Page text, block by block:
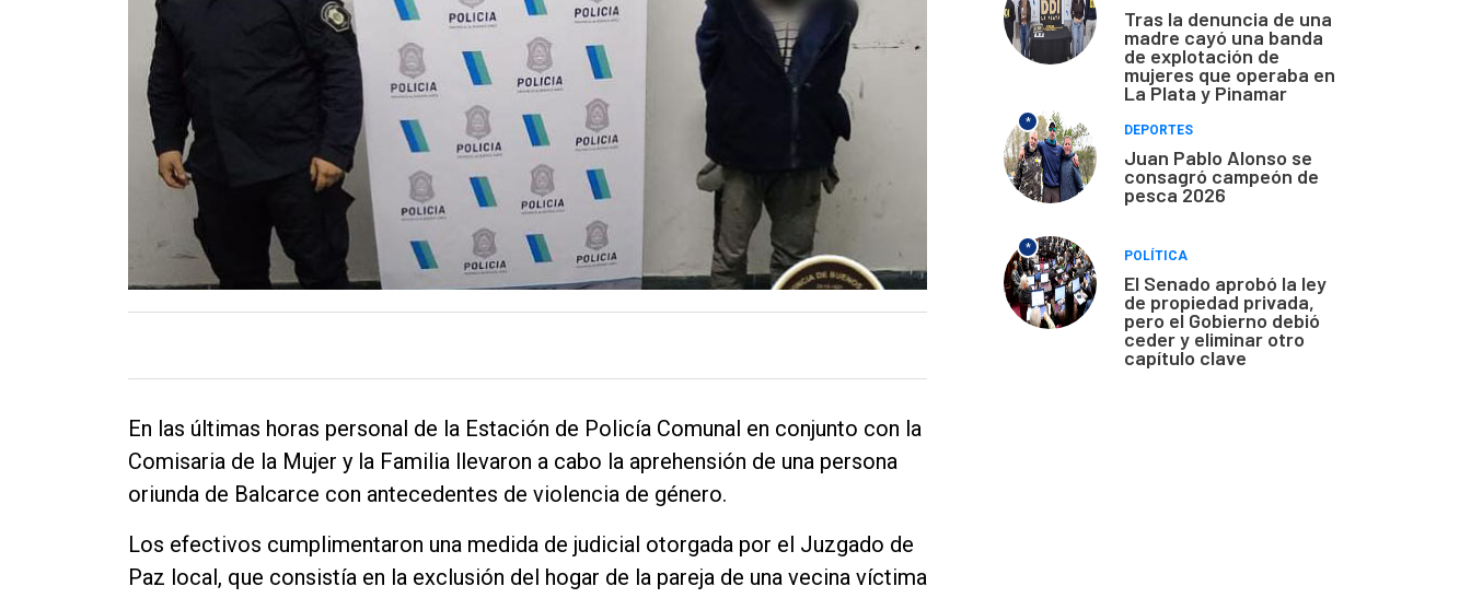
En las últimas horas personal de la Estación de Policía Comunal en conjunto con la
Comisaria de la Mujer y la Familia llevaron a cabo la aprehensión de una persona
oriunda de Balcarce con antecedentes de violencia de género.
Los efectivos cumplimentaron una medida de judicial otorgada por el Juzgado de
Paz local, que consistía en la exclusión del hogar de la pareja de una vecina víctima
Tras la denuncia de una
madre cayó una banda
de explotación de
mujeres que operaba en
La Plata y Pinamar
*
DEPORTES
Juan Pablo Alonso se
consagró campeón de
pesca 2026
*
POLÍTICA
El Senado aprobó la ley
de propiedad privada,
pero el Gobierno debió
ceder y eliminar otro
capítulo clave